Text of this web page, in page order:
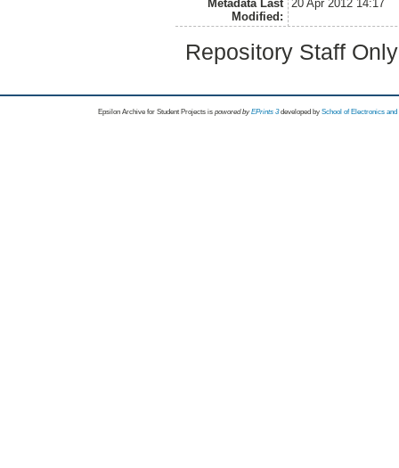
Metadata Last
Modified:
20 Apr 2012 14:17
Repository Staff
Epsilon Archive for Student Projects is powored byEPrints 3 developed by School of Electronics